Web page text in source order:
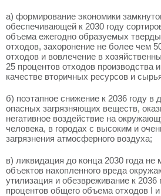
а) формирование экономики
обеспечивающей к 2030 году
объема ежегодно образуемых
отходов, захоронение не более чем
отходов и вовлечение в
25 процентов отходов производства
качестве вторичных ресурсов и
б) поэтапное снижение к 2036 году в
опасных загрязняющих веществ,
негативное воздействие на
человека, в городах с высоким и
загрязнения атмосферного воздуха;
в) ликвидация до конца 2030 года не
объектов накопленного вреда
утилизация и обезвреживание к
процентов общего объема отходов I